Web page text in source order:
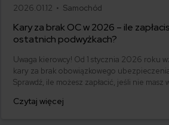
2026.01.12 • Samochód
Kary za brak OC w 2026 – ile
ostatnich podwyżkach?
Uwaga kierowcy! Od 1 stycznia 2026 roku
kary za brak obowiązkowego
Sprawdź, ile możesz zapłacić, jeśli nie masz
obowiązek, ale też ochrona dla Ciebie i
Czytaj więcej